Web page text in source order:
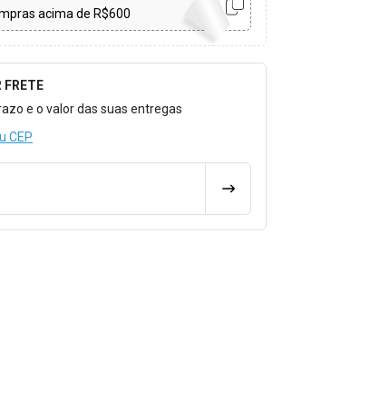
acima de R$600
Calcular o Frete
FRETE
e o valor das suas entregas
CEP
CALCULAR FRETE